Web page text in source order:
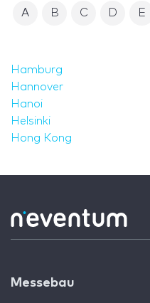
A B C D E
Hamburg
Hannover
Hanoi
Helsinki
Hong Kong
Messebau